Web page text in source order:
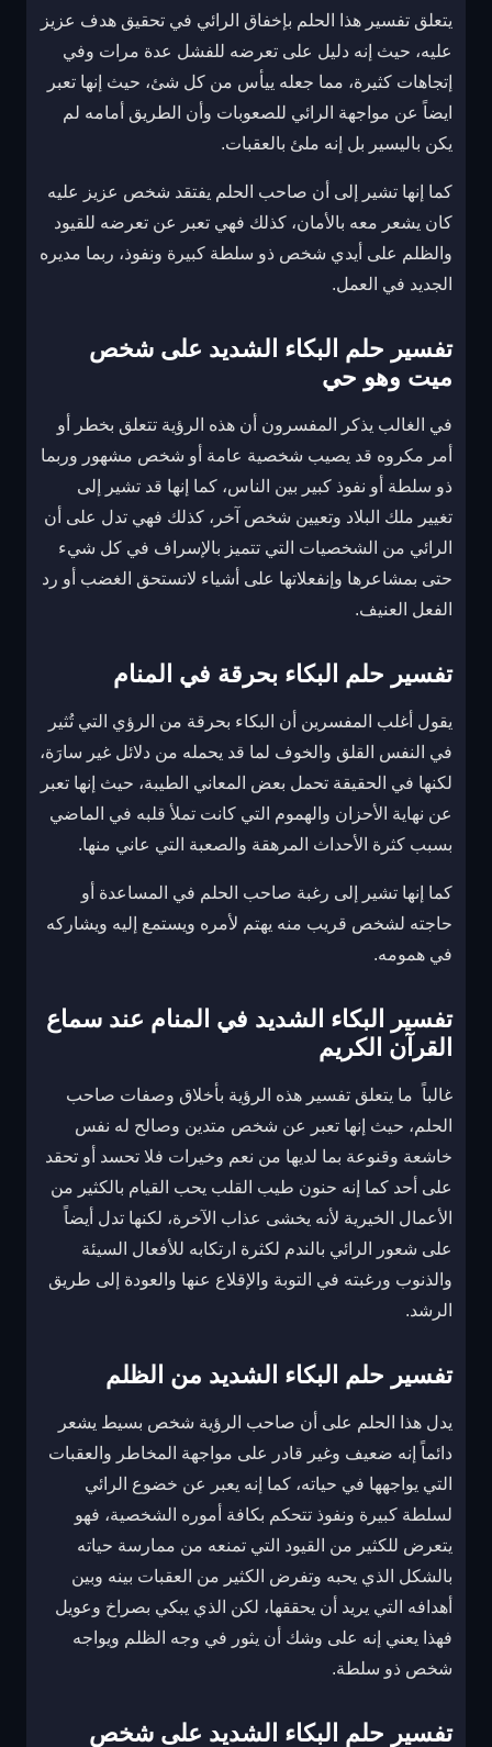
يتعلق تفسير هذا الحلم بإخفاق الرائي في تحقيق هدف عزيز
عليه، حيث إنه دليل على تعرضه للفشل عدة مرات وفي
إتجاهات كثيرة، مما جعله ييأس من كل شئ، حيث إنها تعبر
ايضاً عن مواجهة الرائي للصعوبات وأن الطريق أمامه لم
يكن باليسير بل إنه ملئ بالعقبات.
كما إنها تشير إلى أن صاحب الحلم يفتقد شخص عزيز عليه
كان يشعر معه بالأمان، كذلك فهي تعبر عن تعرضه للقيود
والظلم على أيدي شخص ذو سلطة كبيرة ونفوذ، ربما مديره
الجديد في العمل.
تفسير حلم البكاء الشديد على شخص
ميت وهو حي
في الغالب يذكر المفسرون أن هذه الرؤية تتعلق بخطر أو
أمر مكروه قد يصيب شخصية عامة أو شخص مشهور وربما
ذو سلطة أو نفوذ كبير بين الناس، كما إنها قد تشير إلى
تغيير ملك البلاد وتعيين شخص آخر، كذلك فهي تدل على أن
الرائي من الشخصيات التي تتميز بالإسراف في كل شيء
حتى بمشاعرها وإنفعلاتها على أشياء لاتستحق الغضب أو رد
الفعل العنيف.
تفسير حلم البكاء بحرقة في المنام
يقول أغلب المفسرين أن البكاء بحرقة من الرؤي التي تُثير
في النفس القلق والخوف لما قد يحمله من دلائل غير سارَة،
لكنها في الحقيقة تحمل بعض المعاني الطيبة، حيث إنها تعبر
عن نهاية الأحزان والهموم التي كانت تملأ قلبه في الماضي
بسبب كثرة الأحداث المرهقة والصعبة التي عاني منها.
كما إنها تشير إلى رغبة صاحب الحلم في المساعدة أو
حاجته لشخص قريب منه يهتم لأمره ويستمع إليه ويشاركه
في همومه.
تفسير البكاء الشديد في المنام عند سماع
القرآن الكريم
غالباً ما يتعلق تفسير هذه الرؤية بأخلاق وصفات صاحب
الحلم، حيث إنها تعبر عن شخص متدين وصالح له نفس
خاشعة وقنوعة بما لديها من نعم وخيرات فلا تحسد أو تحقد
على أحد كما إنه حنون طيب القلب يحب القيام بالكثير من
الأعمال الخيرية لأنه يخشى عذاب الآخرة، لكنها تدل أيضاً
على شعور الرائي بالندم لكثرة ارتكابه للأفعال السيئة
والذنوب ورغبته في التوبة والإقلاع عنها والعودة إلى طريق
الرشد.
تفسير حلم البكاء الشديد من الظلم
يدل هذا الحلم على أن صاحب الرؤية شخص بسيط يشعر
دائماً إنه ضعيف وغير قادر على مواجهة المخاطر والعقبات
التي يواجهها في حياته، كما إنه يعبر عن خضوع الرائي
لسلطة كبيرة ونفوذ تتحكم بكافة أموره الشخصية، فهو
يتعرض للكثير من القيود التي تمنعه من ممارسة حياته
بالشكل الذي يحبه وتفرض الكثير من العقبات بينه وبين
أهدافه التي يريد أن يحققها، لكن الذي يبكي بصراخ وعويل
فهذا يعني إنه على وشك أن يثور في وجه الظلم ويواجه
شخص ذو سلطة.
تفسير حلم البكاء الشديد على شخص